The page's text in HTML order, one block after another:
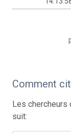
Comment
Les
suit: